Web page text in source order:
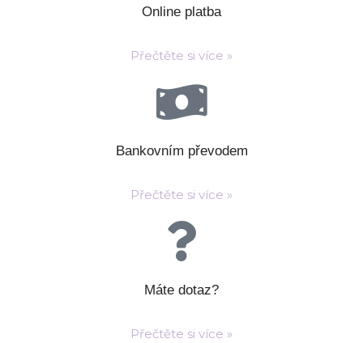
Online platba
Přečtěte si více »
Bankovním převodem
Přečtěte si více »
Máte dotaz?
Přečtěte si více »